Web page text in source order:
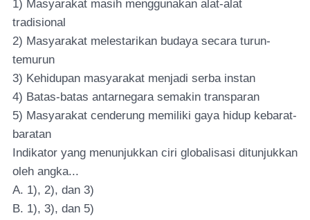
1) Masyarakat masih menggunakan alat-alat
tradisional
2) Masyarakat melestarikan budaya secara turun-
temurun
3) Kehidupan masyarakat menjadi serba instan
4) Batas-batas antarnegara semakin transparan
5) Masyarakat cenderung memiliki gaya hidup kebarat-
baratan
Indikator yang menunjukkan ciri globalisasi ditunjukkan
oleh angka...
A. 1), 2), dan 3)
B. 1), 3), dan 5)